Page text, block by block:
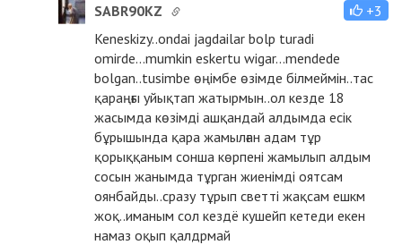
SABR90KZ
+3
Keneskizy..ondai jagdailar bolp turadi
omirde...mumkin eskertu wigar...mendede
bolgan..tusimbe өңімбе өзімде білмеймін..тас
қараңғы уйықтап жатырмын..ол кезде 18
жасымда көзімді ашқандай алдымда есік
бұрышында қара жамылған адам тұр
қорыққаным сонша көрпені жамылып алдым
сосын жанымда тұрган жиенімді оятсам
оянбайды..сразу тұрып светті жақсам ешкм
жоқ..иманым сол кездё кушейп кетеди екен
намаз оқып қалдрмай